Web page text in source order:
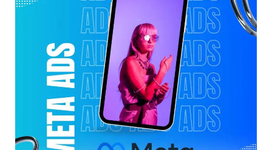
¿Te gustaría conocer nuestros servicios, ver el
catálogo de herramientas o agendar un diagnóstico
gratuito?